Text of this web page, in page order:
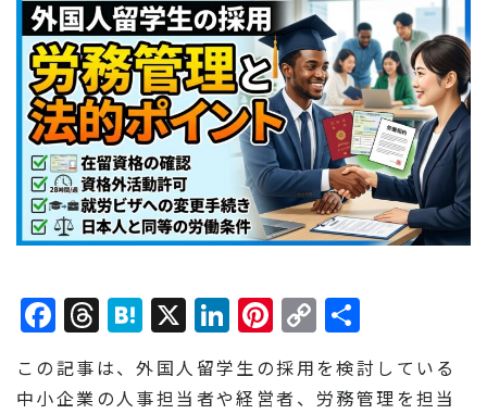
Facebook
Threads
Hatena
X LinkedIn
Pinterest
Copy
Link
有
この記事は、外国人留学生の採用を検討している
中小企業の人事担当者や経営者、労務管理を担当